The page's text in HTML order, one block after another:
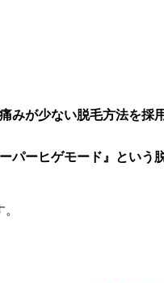
みが少ない脱毛方法を採
パーヒゲモード』という